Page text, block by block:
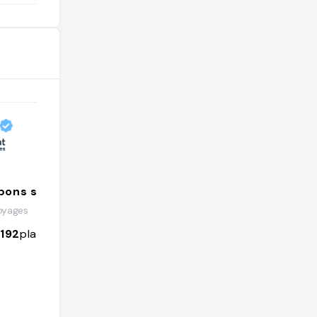
spots
places